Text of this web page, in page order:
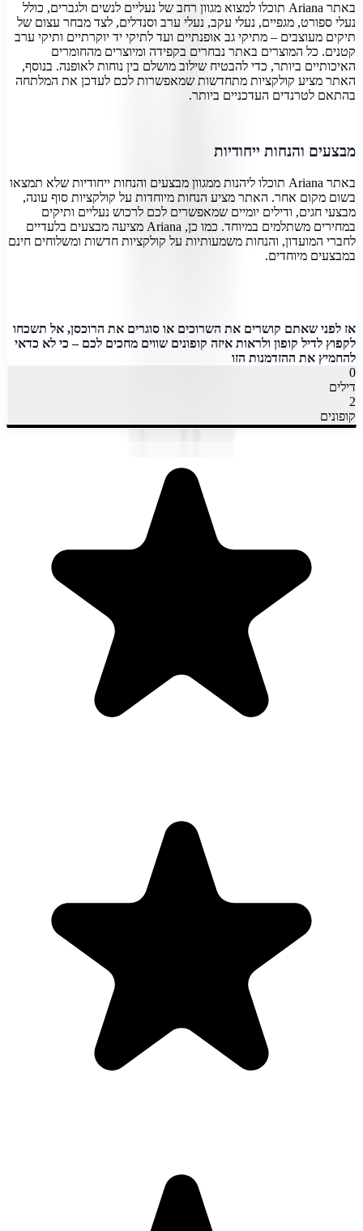
באתר Ariana תוכלו למצוא מגוון רחב של נעליים לנשים ולגברים, כולל
נעלי ספורט, מגפיים, נעלי עקב, נעלי ערב וסנדלים, לצד מבחר עצום של
תיקים מעוצבים – מתיקי גב אופנתיים ועד לתיקי יד יוקרתיים ותיקי ערב
קטנים. כל המוצרים באתר נבחרים בקפידה ומיוצרים מהחומרים
האיכותיים ביותר, כדי להבטיח שילוב מושלם בין נוחות לאופנה. בנוסף,
האתר מציע קולקציות מתחדשות שמאפשרות לכם לעדכן את המלתחה
בהתאם לטרנדים העדכניים ביותר.
מבצעים והנחות ייחודיות
באתר Ariana תוכלו ליהנות ממגוון מבצעים והנחות ייחודיות שלא תמצאו
בשום מקום אחר. האתר מציע הנחות מיוחדות על קולקציות סוף עונה,
מבצעי חגים, ודילים יומיים שמאפשרים לכם לרכוש נעליים ותיקים
במחירים משתלמים במיוחד. כמו כן, Ariana מציעה מבצעים בלעדיים
לחברי המועדון, והנחות משמעותיות על קולקציות חדשות ומשלוחים חינם
במבצעים מיוחדים.
אז לפני שאתם קושרים את השרוכים או סוגרים את הרוכסן, אל תשכחו
לקפוץ לדיל קופון ולראות איזה קופונים שווים מחכים לכם – כי לא כדאי
להחמיץ את ההזדמנות הזו
0
דילים
2
קופונים